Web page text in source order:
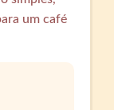
um café